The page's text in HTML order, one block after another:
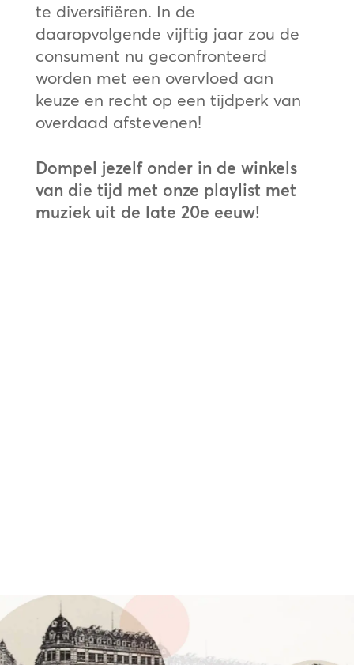
te diversifiëren. In de
daaropvolgende vijftig jaar zou de
consument nu geconfronteerd
worden met een overvloed aan
keuze en recht op een tijdperk van
overdaad afstevenen!
Dompel jezelf onder in de winkels
van die tijd met onze playlist met
muziek uit de late 20e eeuw!